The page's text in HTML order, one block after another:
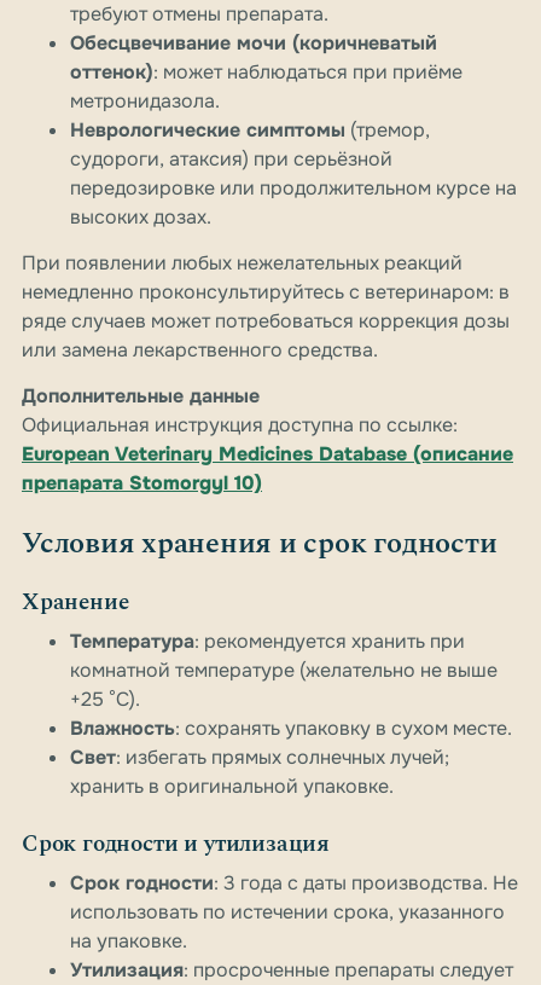
требуют отмены препарата.
Обесцвечивание мочи (коричневатый
оттенок): может наблюдаться при приёме
метронидазола.
Неврологические симптомы (тремор,
судороги, атаксия) при серьёзной
передозировке или продолжительном курсе на
высоких дозах.
При появлении любых нежелательных реакций
немедленно проконсультируйтесь с ветеринаром: в
ряде случаев может потребоваться коррекция дозы
или замена лекарственного средства.
Дополнительные данные
Официальная инструкция доступна по ссылке:
European Veterinary Medicines Database (описание
препарата Stomorgyl 10)
Условия хранения и срок годности
Хранение
Температура: рекомендуется хранить при
комнатной температуре (желательно не выше
+25 °C).
Влажность: сохранять упаковку в сухом месте.
Свет: избегать прямых солнечных лучей;
хранить в оригинальной упаковке.
Срок годности и утилизация
Срок годности: 3 года с даты производства. Не
использовать по истечении срока, указанного
на упаковке.
Утилизация: просроченные препараты следует